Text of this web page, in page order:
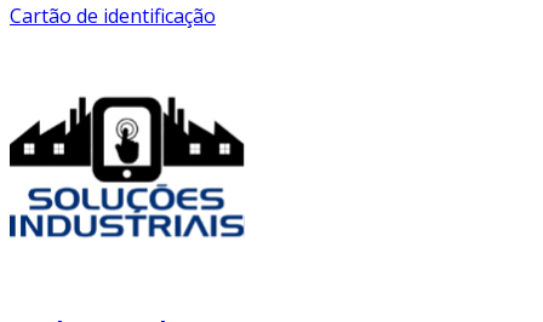
Cartão de identificação